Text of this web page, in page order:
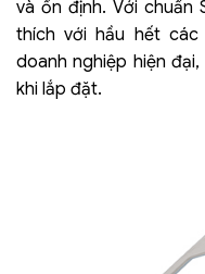
và ổn định. Với chuẩn
thích với hầu hết
doanh nghiệp hiện
khi lắp đặt.